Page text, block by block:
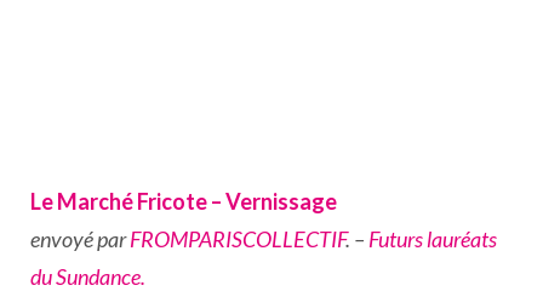
Le Marché Fricote – Vernissage
envoyé parFROMPARISCOLLECTIF. – Futurs lauréats
du Sundance.